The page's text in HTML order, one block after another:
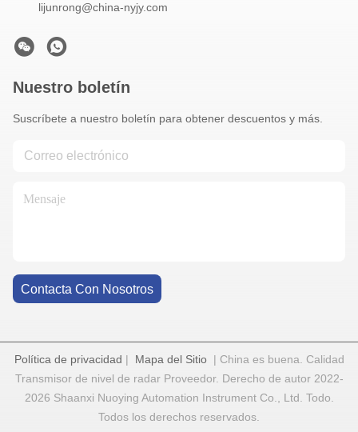
lijunrong@china-nyjy.com
Nuestro boletín
Suscríbete a nuestro boletín para obtener descuentos y más.
Contacta Con Nosotros
Política de privacidad | Mapa del Sitio| China es buena. Calidad
Transmisor de nivel de radar Proveedor. Derecho de autor 2022-
2026 Shaanxi Nuoying Automation Instrument Co., Ltd. Todo.
Todos los derechos reservados.